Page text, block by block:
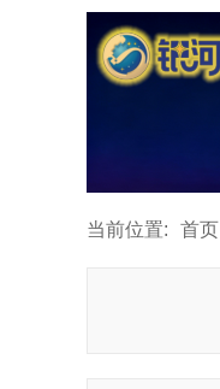
当前位置: 首页